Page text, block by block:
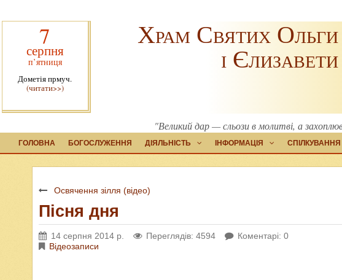
7
серпня
п’ятниця
Дометія прмуч.
(читати>>)
Храм Святих Ольги
і Єлизавети
"Великий дар — сльози в молитві, а
ГОЛОВНА БОГОСЛУЖЕННЯ ДІЯЛЬНІСТЬ ІНФОРМАЦІЯ СПІЛКУВАННЯ
Освячення зілля (відео)
Пісня дня
14 серпня 2014 р. Переглядів: 4594
Коментарі: 0
Відеозаписи